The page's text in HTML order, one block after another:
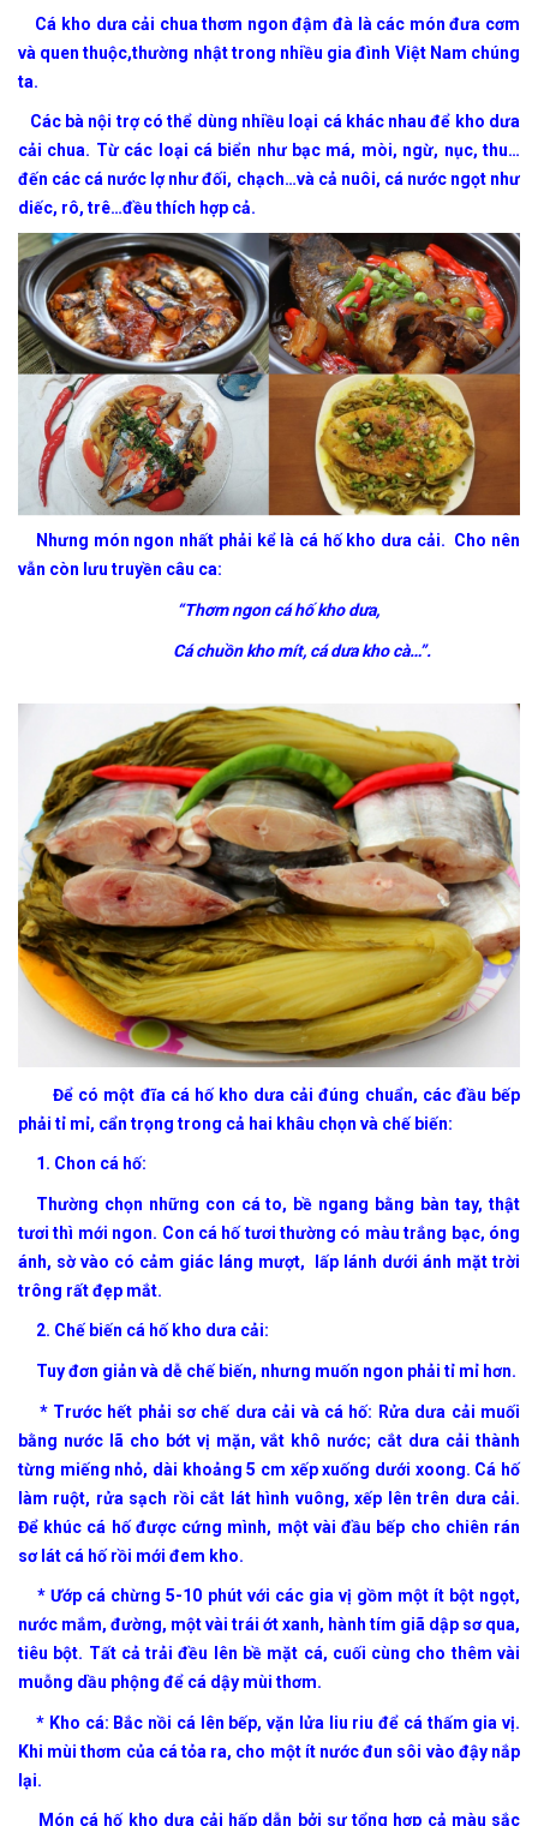
Cá kho dưa cải chua thơm ngon đậm đà là các món đưa cơm
và quen thuộc,thường nhật trong nhiều gia đình Việt Nam chúng
ta.
Các bà nội trợ có thể dùng nhiều loại cá khác nhau để kho dưa
cải chua. Từ các loại cá biển như bạc má, mòi, ngừ, nục, thu…
đến các cá nước lợ như đối, chạch…và cả nuôi, cá nước ngọt như
diếc, rô, trê…đều thích hợp cả.
Nhưng món ngon nhất phải kể là cá hố kho dưa cải. Cho nên
vẫn còn lưu truyền câu ca:
“Thơm ngon cá hố kho dưa,
Cá chuồn kho mít, cá dưa kho cà…”.
Để có một đĩa cá hố kho dưa cải đúng chuẩn, các đầu bếp
phải tỉ mỉ, cẩn trọng trong cả hai khâu chọn và chế biến:
1. Chon cá hố:
Thường chọn những con cá to, bề ngang bằng bàn tay, thật
tươi thì mới ngon. Con cá hố tươi thường có màu trắng bạc, óng
ánh, sờ vào có cảm giác láng mượt, lấp lánh dưới ánh mặt trời
trông rất đẹp mắt.
2. Chế biến cá hố kho dưa cải:
Tuy đơn giản và dễ chế biến, nhưng muốn ngon phải tỉ mỉ hơn.
* Trước hết phải sơ chế dưa cải và cá hố: Rửa dưa cải muối
bằng nước lã cho bớt vị mặn, vắt khô nước; cắt dưa cải thành
từng miếng nhỏ, dài khoảng 5 cm xếp xuống dưới xoong. Cá hố
làm ruột, rửa sạch rồi cắt lát hình vuông, xếp lên trên dưa cải.
Để khúc cá hố được cứng mình, một vài đầu bếp cho chiên rán
sơ lát cá hố rồi mới đem kho.
* Ướp cá chừng 5-10 phút với các gia vị gồm một ít bột ngọt,
nước mắm, đường, một vài trái ớt xanh, hành tím giã dập sơ qua,
tiêu bột. Tất cả trải đều lên bề mặt cá, cuối cùng cho thêm vài
muỗng dầu phộng để cá dậy mùi thơm.
* Kho cá: Bắc nồi cá lên bếp, vặn lửa liu riu để cá thấm gia vị.
Khi mùi thơm của cá tỏa ra, cho một ít nước đun sôi vào đậy nắp
lại.
Món cá hố kho dưa cải hấp dẫn bởi sự tổng hợp cả màu sắc